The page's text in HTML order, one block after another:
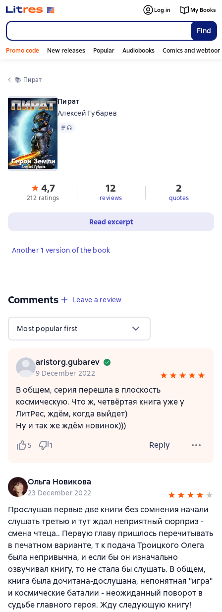
Find
Log in My Books
Promo code New releases Popular Audiobooks Comics and
📚 Пират
Comments 12 reviews
Leave a review
Most popular first
aristorg.gubarev
9 December 2022
В общем, серия перешла в плоскость
космическую. Что ж, четвёртая книга уже у
ЛитРес, ждём, когда выйдет)
Ну и так же ждём новинок)))
5 1 Reply
Ольга Новикова
23 December 2022
Прослушав первые две книги без сомнения начали
слушать третью и тут ждал неприятный сюрприз -
смена чтеца.. Первую главу пришлось перечитывать
в печатном варианте, т к подача Троицкого Олега
была непривычна, и если бы он изначально
озвучивал книгу, то не стала бы слушать. В общем,
книга была дочитана-дослушана, непонятная "игра"
и космические баталии - неожиданный поворот в
судьбе главного героя. Жду следующую книгу!
Пират
Алексей Губарев
Text, audio format available
4,7
212 ratings
12
reviews
2
quotes
Read excerpt
Another 1 version of the book